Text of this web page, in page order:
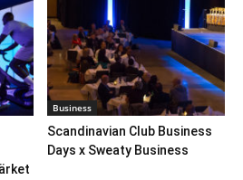
Business
Scandinavian Club Business
Days x Sweaty Business